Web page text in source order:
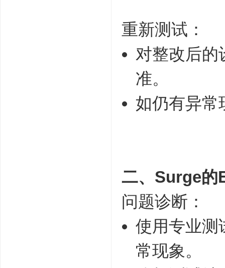
重新测试：
对整改后的
准。
如仍有异常
二、Surge的
问题诊断：
使用专业测
常现象。